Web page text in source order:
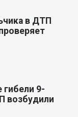
в ДТП
гибели 9-
возбудили